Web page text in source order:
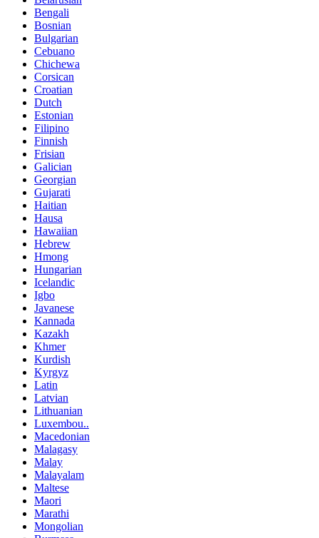
Bengali
Bosnian
Bulgarian
Cebuano
Chichewa
Corsican
Croatian
Dutch
Estonian
Filipino
Finnish
Frisian
Galician
Georgian
Gujarati
Haitian
Hausa
Hawaiian
Hebrew
Hmong
Hungarian
Icelandic
Igbo
Javanese
Kannada
Kazakh
Khmer
Kurdish
Kyrgyz
Latin
Latvian
Lithuanian
Luxembou..
Macedonian
Malagasy
Malay
Malayalam
Maltese
Maori
Marathi
Mongolian